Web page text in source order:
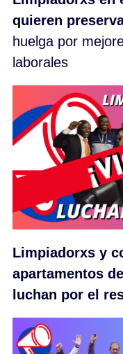
quieren
huelga por
laborales
Limpiadorxs y
apartamentos
luchan por el